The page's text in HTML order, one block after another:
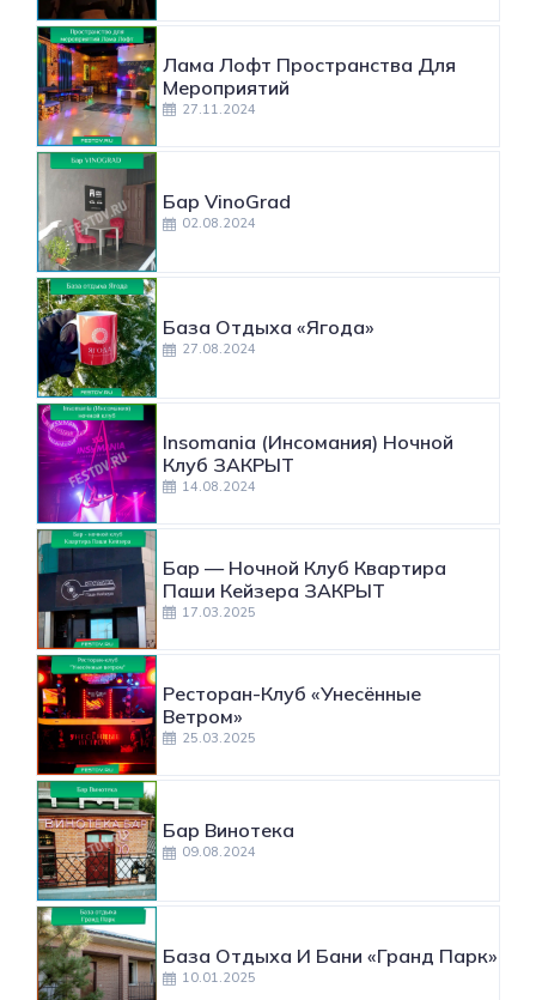
Лама Лофт Пространства Для
Мероприятий
27.11.2024
Бар VinoGrad
02.08.2024
База Отдыха «Ягода»
27.08.2024
Insomania (Инсомания) Ночной
Клуб ЗАКРЫТ
14.08.2024
Бар — Ночной Клуб Квартира
Паши Кейзера ЗАКРЫТ
17.03.2025
Ресторан-Клуб «Унесённые
Ветром»
25.03.2025
Бар Винотека
09.08.2024
База Отдыха И Бани «Гранд Парк»
10.01.2025